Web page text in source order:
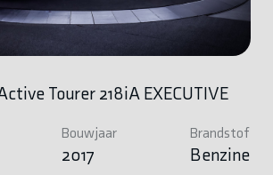
Tourer 218iA EXECUTIVE
Bouwjaar
2017
Brandstof
Benzine